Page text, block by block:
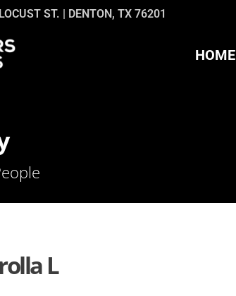
ST. | DENTON, TX 76201
HOME
L